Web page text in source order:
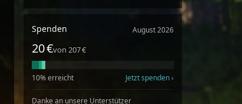
Spenden August 2026
20 €von 207 €
10% erreicht Jetzt spenden
Danke an unsere Unterstützer